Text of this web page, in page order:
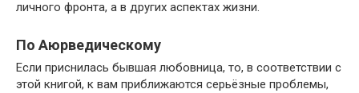
личного фронта, а в других аспектах жизни.
По Аюрведическому
Если приснилась бывшая любовница, то, в соответствии с
этой книгой, к вам приближаются серьёзные проблемы,